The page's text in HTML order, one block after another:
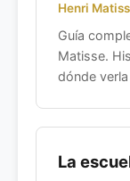
Henri
Guía
Matisse.
dónde verla
La